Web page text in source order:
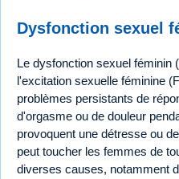
Dysfonction sexuel
Le dysfonction sexuel féminin
l'excitation sexuelle féminine
problèmes persistants de
d'orgasme ou de douleur
provoquent une détresse ou
peut toucher les femmes de
diverses causes, notamment